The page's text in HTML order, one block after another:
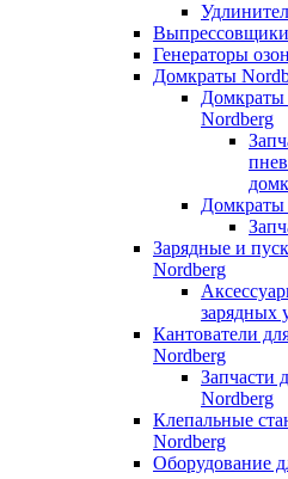
Генераторы
Домкраты
Домкраты
Nordberg
Домкраты
Зарядные и
Nordberg
зарядных
Кантователи
Nordberg
Запчасти
Nordberg
Клепальные
Nordberg
Оборудование